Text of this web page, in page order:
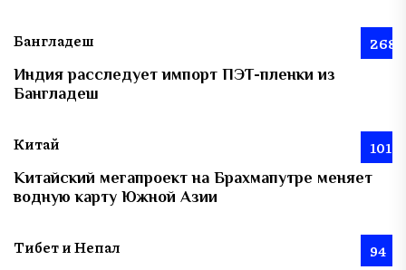
Бангладеш 268
Индия расследует импорт ПЭТ-пленки из
Бангладеш
Китай 101
Китайский мегапроект на Брахмапутре меняет
водную карту Южной Азии
Тибет и Непал 94